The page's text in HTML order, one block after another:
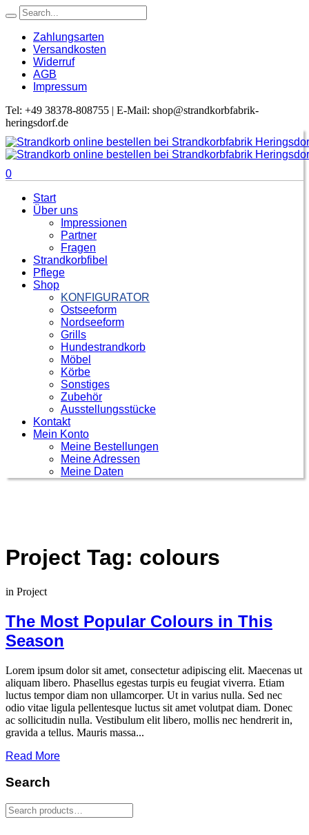
Zahlungsarten
Versandkosten
Widerruf
AGB
Impressum
Tel: +49 38378-808755 | E-Mail: shop@strandkorbfabrik-
heringsdorf.de
0
Start
Über uns
Impressionen
Partner
Fragen
Strandkorbfibel
Pflege
Shop
KONFIGURATOR
Ostseeform
Nordseeform
Grills
Hundestrandkorb
Möbel
Körbe
Sonstiges
Zubehör
Ausstellungsstücke
Kontakt
Mein Konto
Meine Bestellungen
Meine Adressen
Meine Daten
Project Tag: colours
in Project
The Most Popular Colours in This
Season
Lorem ipsum dolor sit amet, consectetur adipiscing elit. Maecenas ut
aliquam libero. Phasellus egestas turpis eu feugiat viverra. Etiam
luctus tempor diam non ullamcorper. Ut in varius nulla. Sed nec
odio vitae ligula pellentesque luctus sit amet volutpat diam. Donec
ac sollicitudin nulla. Vestibulum elit libero, mollis nec hendrerit in,
gravida a tellus. Mauris massa...
Read More
Search